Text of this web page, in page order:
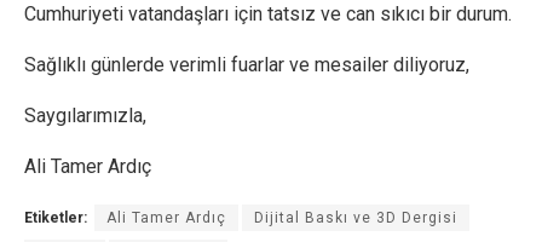
Cumhuriyeti vatandaşları için tatsız ve can sıkıcı bir durum.
Sağlıklı günlerde verimli fuarlar ve mesailer diliyoruz,
Saygılarımızla,
Ali Tamer Ardıç
Etiketler: Ali Tamer Ardıç Dijital Baskı ve 3D Dergisi